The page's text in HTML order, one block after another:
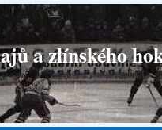
a zlínského